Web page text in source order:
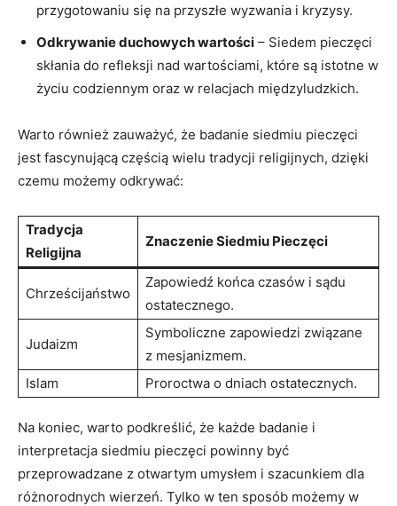
przygotowaniu się ⁤na‌ przyszłe wyzwania i⁢ kryzysy.
Odkrywanie ​duchowych wartości – Siedem pieczęci
skłania do refleksji nad​ wartościami, które​ są‍ istotne w‌
życiu codziennym oraz w ‍relacjach międzyludzkich.
Warto‌ również zauważyć, że ‌badanie siedmiu pieczęci
jest fascynującą częścią ‍wielu tradycji religijnych, dzięki
czemu ⁢możemy odkrywać:
Tradycja​
Religijna
Znaczenie Siedmiu Pieczęci
Chrześcijaństwo
Zapowiedź końca czasów i sądu
ostatecznego.
Judaizm
Symboliczne zapowiedzi‍ związane
‌z mesjanizmem.
Islam
Proroctwa ‍o dniach ostatecznych.
Na koniec, warto podkreślić, że każde badanie i
interpretacja siedmiu pieczęci powinny być
przeprowadzane ⁢z ‍otwartym umysłem i szacunkiem dla
różnorodnych wierzeń.​ Tylko‍ w ten ⁢sposób możemy w